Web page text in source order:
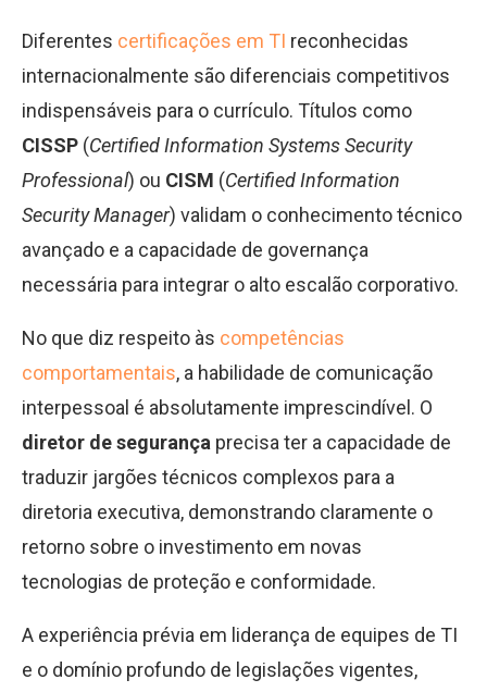
Diferentes certificações em TI reconhecidas
internacionalmente são diferenciais competitivos
indispensáveis para o currículo. Títulos como
CISSP (Certified Information Systems Security
Professional) ou CISM (Certified Information
Security Manager) validam o conhecimento técnico
avançado e a capacidade de governança
necessária para integrar o alto escalão corporativo.
No que diz respeito às competências
comportamentais, a habilidade de comunicação
interpessoal é absolutamente imprescindível. O
diretor de segurança precisa ter a capacidade de
traduzir jargões técnicos complexos para a
diretoria executiva, demonstrando claramente o
retorno sobre o investimento em novas
tecnologias de proteção e conformidade.
A experiência prévia em liderança de equipes de TI
e o domínio profundo de legislações vigentes,